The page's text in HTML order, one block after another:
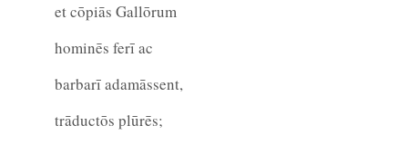
et cōpiās Gallōrum
hominēs ferī ac
barbarī adamāssent,
trāductōs plūrēs;